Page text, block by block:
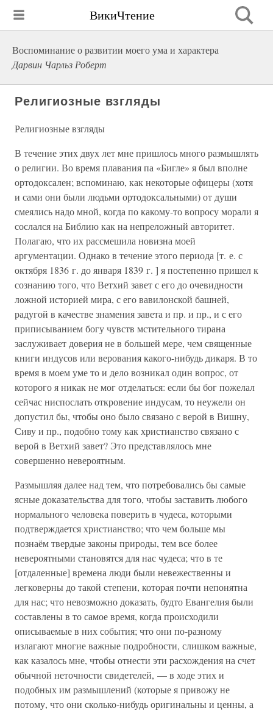
ВикиЧтение
Воспоминание о развитии моего ума и характера
Дарвин Чарльз Роберт
Религиозные взгляды
Религиозные взгляды
В течение этих двух лет мне пришлось много размышлять
о религии. Во время плавания па «Бигле» я был вполне
ортодоксален; вспоминаю, как некоторые офицеры (хотя
и сами они были людьми ортодоксальными) от души
смеялись надо мной, когда по какому-то вопросу морали я
сослался на Библию как на непреложный авторитет.
Полагаю, что их рассмешила новизна моей
аргументации. Однако в течение этого периода [т. е. с
октября 1836 г. до января 1839 г. ] я постепенно пришел к
сознанию того, что Ветхий завет с его до очевидности
ложной историей мира, с его вавилонской башней,
радугой в качестве знамения завета и пр. и пр., и с его
приписыванием богу чувств мстительного тирана
заслуживает доверия не в большей мере, чем священные
книги индусов или верования какого-нибудь дикаря. В то
время в моем уме то и дело возникал один вопрос, от
которого я никак не мог отделаться: если бы бог пожелал
сейчас ниспослать откровение индусам, то неужели он
допустил бы, чтобы оно было связано с верой в Вишну,
Сиву и пр., подобно тому как христианство связано с
верой в Ветхий завет? Это представлялось мне
совершенно невероятным.
Размышляя далее над тем, что потребовались бы самые
ясные доказательства для того, чтобы заставить любого
нормального человека поверить в чудеса, которыми
подтверждается христианство; что чем больше мы
познаём твердые законы природы, тем все более
невероятными становятся для нас чудеса; что в те
[отдаленные] времена люди были невежественны и
легковерны до такой степени, которая почти непонятна
для нас; что невозможно доказать, будто Евангелия были
составлены в то самое время, когда происходили
описываемые в них события; что они по-разному
излагают многие важные подробности, слишком важные,
как казалось мне, чтобы отнести эти расхождения на счет
обычной неточности свидетелей, — в ходе этих и
подобных им размышлений (которые я привожу не
потому, что они сколько-нибудь оригинальны и ценны, а